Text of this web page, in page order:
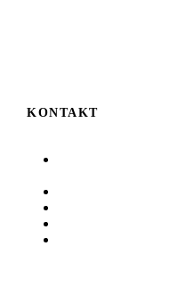
KONTAKT